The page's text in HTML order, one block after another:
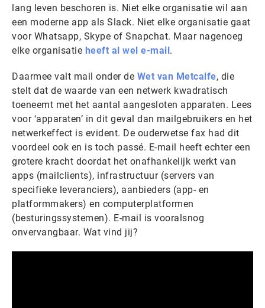
lang leven beschoren is. Niet elke organisatie wil aan
een moderne app als Slack. Niet elke organisatie gaat
voor Whatsapp, Skype of Snapchat. Maar nagenoeg
elke organisatie heeft al wel e-mail.
Daarmee valt mail onder de Wet van Metcalfe, die
stelt dat de waarde van een netwerk kwadratisch
toeneemt met het aantal aangesloten apparaten. Lees
voor ‘apparaten’ in dit geval dan mailgebruikers en het
netwerkeffect is evident. De ouderwetse fax had dit
voordeel ook en is toch passé. E-mail heeft echter een
grotere kracht doordat het onafhankelijk werkt van
apps (mailclients), infrastructuur (servers van
specifieke leveranciers), aanbieders (app- en
platformmakers) en computerplatformen
(besturingssystemen). E-mail is vooralsnog
onvervangbaar. Wat vind jij?